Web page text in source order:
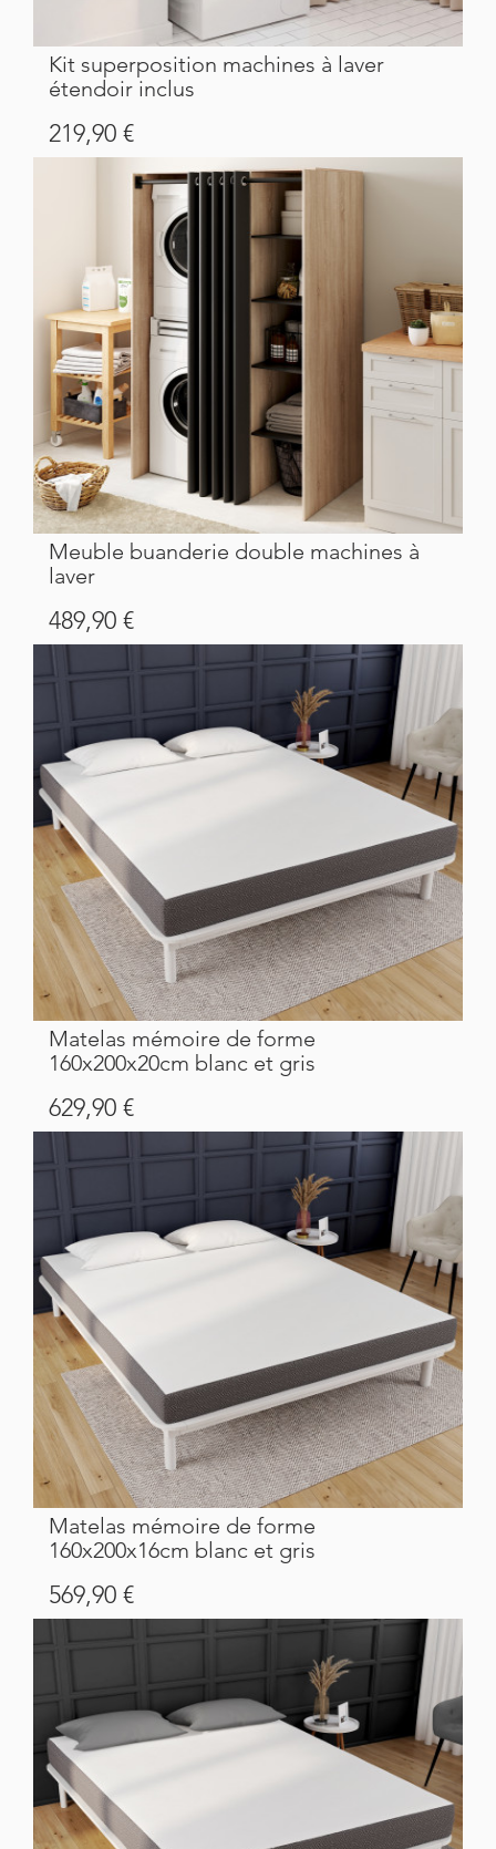
Kit superposition machines à laver
étendoir inclus
Prix
219,90 €
Meuble buanderie double machines à
laver
Prix
489,90 €
Matelas mémoire de forme
160x200x20cm blanc et gris
Prix
629,90 €
Matelas mémoire de forme
160x200x16cm blanc et gris
Prix
569,90 €